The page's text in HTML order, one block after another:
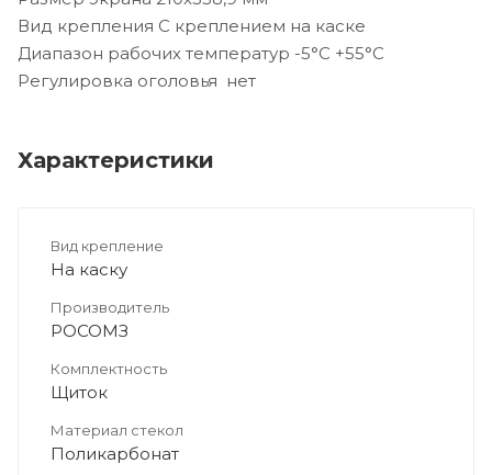
Вид крепления С креплением на каске
Диапазон рабочих температур -5°C +55°C
Регулировка оголовья нет
Характеристики
Вид крепление
На каску
Производитель
РОСОМЗ
Комплектность
Щиток
Материал стекол
Поликарбонат